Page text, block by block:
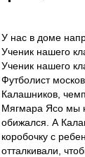
У нас в доме
Ученик нашего
Ученик нашего
Футболист
Калашников,
Мягмара Ясо мы
обижался. А
коробочку с
отталкивали,